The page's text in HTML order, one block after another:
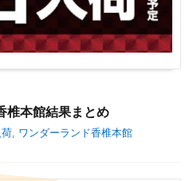
本館結果まとめ
, ワンダーランド香椎本館